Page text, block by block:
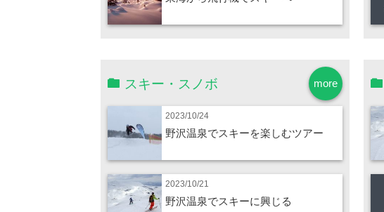
more
スキー・スノボ
2023/10/24
野沢温泉でスキーを楽しむツアー
2023/10/21
野沢温泉でスキーに興じる